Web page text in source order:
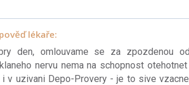
lékaře:
den, omlouvame se za zpozdenou
nervu nema na schopnost
v uzivani Depo-Provery - je to sive